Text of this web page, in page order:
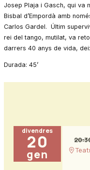
Josep Plaja i Gasch, qui va
Bisbal d’Empordà amb
Carlos Gardel. Últim
rei del tango, mutilat, va
darrers 40 anys de vida,
Durada: 45’
divendres
20
gen